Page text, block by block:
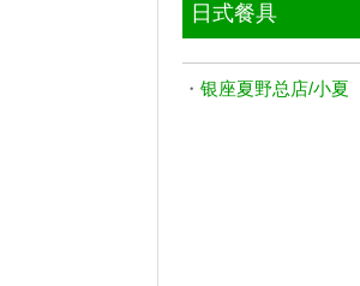
日式餐具
・ 银座夏野总店/小夏